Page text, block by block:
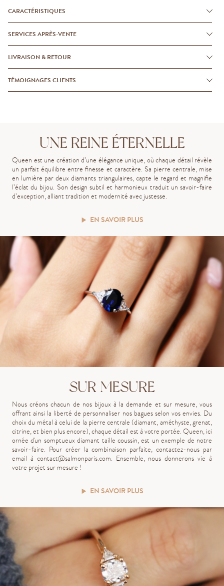
CARACTÉRISTIQUES
SERVICES APRÈS-VENTE
LIVRAISON & RETOUR
TÉMOIGNAGES CLIENTS
UNE REINE ÉTERNELLE
Queen est une création d’une élégance unique, où chaque détail révèle
un parfait équilibre entre finesse et caractère. Sa pierre centrale, mise
en lumière par deux diamants triangulaires, capte le regard et magnifie
l’éclat du bijou. Son design subtil et harmonieux traduit un savoir-faire
d’exception, alliant tradition et modernité avec justesse.
EN SAVOIR PLUS
SUR MESURE
Nous créons chacun de nos bijoux à la demande et sur mesure, vous
offrant ainsi la liberté de personnaliser nos bagues selon vos envies. Du
choix du métal à celui de la pierre centrale (diamant, améthyste, grenat,
citrine, et bien plus encore), chaque détail est à votre portée. Queen, ici
ornée d'un somptueux diamant taille coussin, est un exemple de notre
savoir-faire. Pour créer la combinaison parfaite, contactez-nous par
email à contact@salmonparis.com. Ensemble, nous donnerons vie à
votre projet sur mesure !
EN SAVOIR PLUS